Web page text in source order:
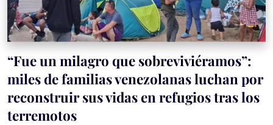
“Fue un milagro que sobreviviéramos”:
miles de familias venezolanas luchan por
reconstruir sus vidas en refugios tras los
terremotos